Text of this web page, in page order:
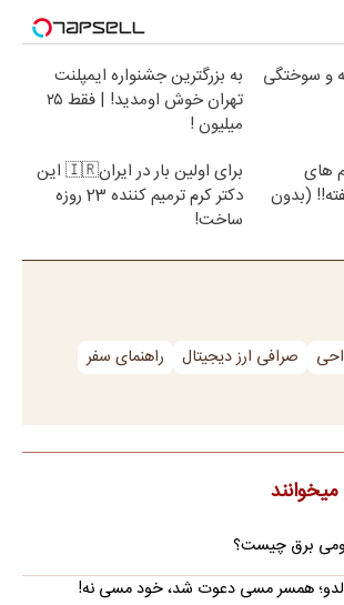
و سوختگی
به بزرگترین جشنواره ایمپلنت
تهران خوش اومدید! | فقط ۲۵
میلیون !
های
فقط در 3 هفته!! (بدون
برای اولین بار در ایران🇮🇷 این
دکتر کرم ترمیم کننده 23 روزه
ساخت!
صرافی ارز دیجیتال
راهنمای سفر
برق چیست؟
همسر مسی دعوت شد، خود مسی نه!